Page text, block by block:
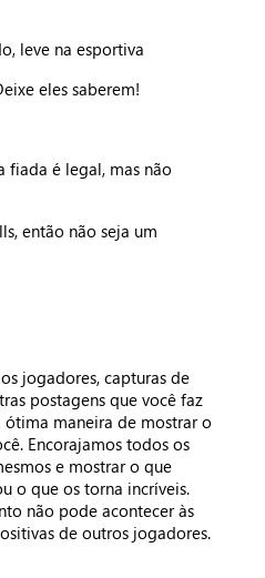
leve na esportiva
eles saberem!
fiada é legal, mas não
então não seja um
jogadores, capturas de
postagens que você faz
ótima maneira de mostrar o
Encorajamos todos os
e mostrar o que
o que os torna incríveis.
não pode acontecer às
de outros jogadores.